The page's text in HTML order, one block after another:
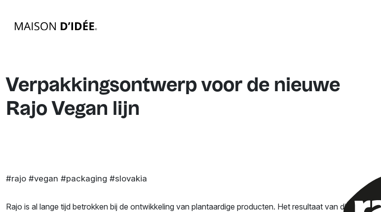
Verpakkingsontwerp voor de nieuwe
Rajo Vegan lijn
#rajo #vegan #packaging #slovakia
Rajo is al lange tijd betrokken bij de ontwikkeling van plantaardige producten. Het resultaat van dit